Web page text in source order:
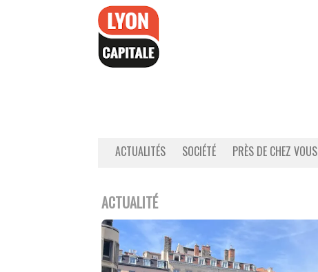
ACTUALITÉS SOCIÉTÉ PRÈS DE CHEZ VOUS
ACTUALITÉ